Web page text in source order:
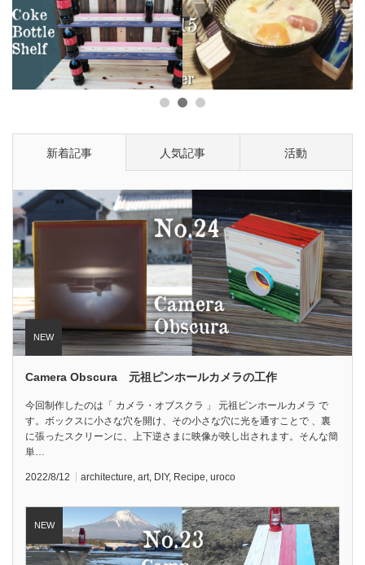
1
新着記事 人気記事 活動
Camera Obscura 元祖ピンホールカメラの工作
今回制作したのは「 カメラ・オブスクラ 」 元祖ピンホールカメラ で
す。ボックスに小さな穴を開け、その小さな穴に光を通すことで 、裏
に張ったスクリーンに、上下逆さまに映像が映し出されます。そんな簡
単…
2022/8/12 architecture, art, DIY, Recipe, uroco